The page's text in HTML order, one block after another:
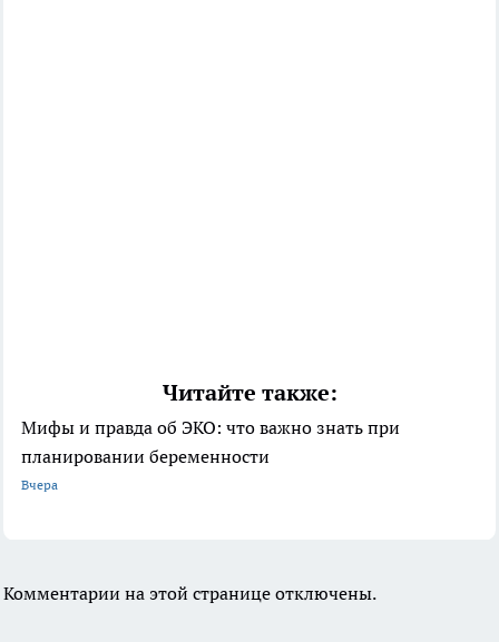
Читайте также:
Мифы и правда об ЭКО: что важно знать при
планировании беременности
Вчера
Комментарии на этой странице отключены.